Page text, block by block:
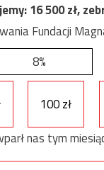
16 500zł,
Fundacji
8%
100 zł
nas tym